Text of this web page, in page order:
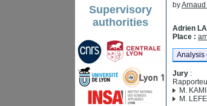
Supervisory
authorities
by
Adrien
Place :
Analysis
Jury :
M.
M.